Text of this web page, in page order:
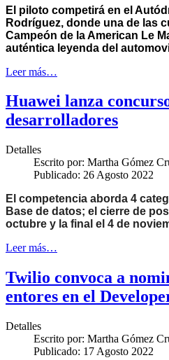
El piloto competirá en el
Rodríguez, donde una de las
Campeón de la American Le
auténtica leyenda del
Leer más…
Huawei lanza
desarrolladores
Detalles
Escrito por: Martha Gómez
Publicado: 26 Agosto 2022
El competencia aborda 4
Base de datos; el cierre de
octubre y la final el 4 de
Leer más…
Twilio convoca a
entores en el
Detalles
Escrito por: Martha Gómez
Publicado: 17 Agosto 2022